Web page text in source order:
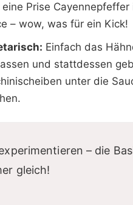
eine Prise Cayennepfeffer
– wow, was für ein Kick!
Einfach das
und stattdessen
unter die
– die
gleich!